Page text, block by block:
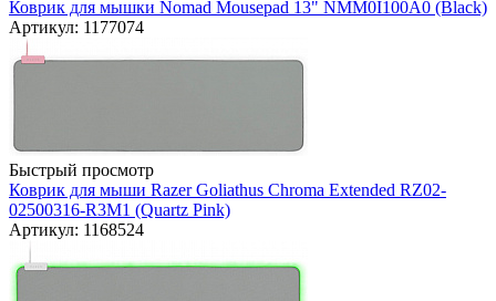
Коврик для мышки Nomad Mousepad 13" NMM0I100A0 (Black)
Артикул: 1177074
Быстрый просмотр
Коврик для мыши Razer Goliathus Chroma Extended RZ02-
02500316-R3M1 (Quartz Pink)
Артикул: 1168524